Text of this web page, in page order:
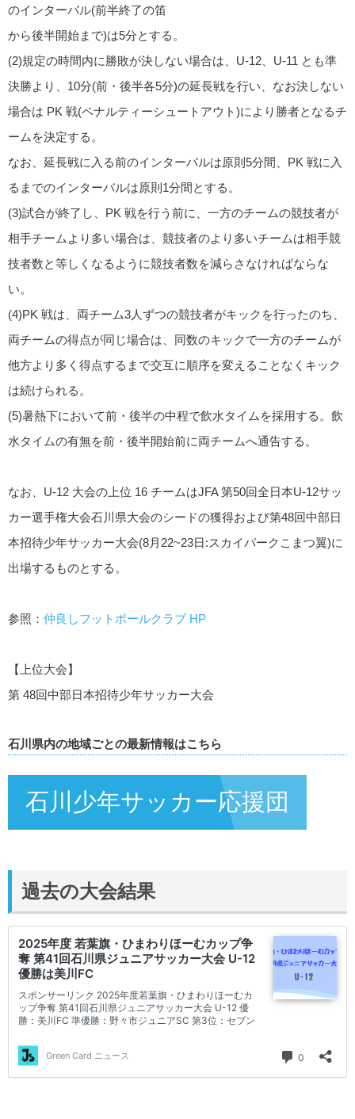
のインターバル(前半終了の笛
から後半開始まで)は5分とする。
(2)規定の時間内に勝敗が決しない場合は、U-12、U-11 とも準
決勝より、10分(前・後半各5分)の延長戦を行い、なお決しない
場合は PK 戦(ペナルティーシュートアウト)により勝者となるチ
ームを決定する。
なお、延長戦に入る前のインターバルは原則5分間、PK 戦に入
るまでのインターバルは原則1分間とする。
(3)試合が終了し、PK 戦を行う前に、一方のチームの競技者が
相手チームより多い場合は、競技者のより多いチームは相手競
技者数と等しくなるように競技者数を減らさなければならな
い。
(4)PK 戦は、両チーム3人ずつの競技者がキックを行ったのち、
両チームの得点が同じ場合は、同数のキックで一方のチームが
他方より多く得点するまで交互に順序を変えることなくキック
は続けられる。
(5)暑熱下において前・後半の中程で飲水タイムを採用する。飲
水タイムの有無を前・後半開始前に両チームへ通告する。
なお、U-12 大会の上位 16 チームはJFA 第50回全日本U-12サッ
カー選手権大会石川県大会のシードの獲得および第48回中部日
本招待少年サッカー大会(8月22~23日:スカイパークこまつ翼)に
出場するものとする。
参照： 仲良しフットボールクラブ HP
【上位大会】
第 48回中部日本招待少年サッカー大会
石川県内の地域ごとの最新情報はこちら
石川少年サッカー応援団
過去の大会結果